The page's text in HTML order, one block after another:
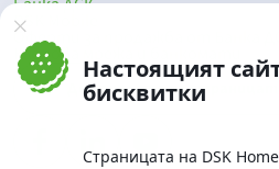
Настоящият
бисквитки
Страницата на DSK
DSK Mobile
Оферти за продажба от Банка
Клонова мрежа и банкомати
До началото на страницата